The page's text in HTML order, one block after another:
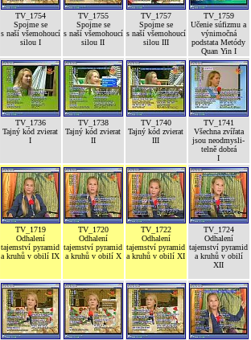
TV_1754
Spojme se
s naší všemohoucí
silou I
TV_1755
Spojme se
s naší všemohoucí
silou II
TV_1757
Spojme se
s naší všemohoucí
silou III
TV_1759
Učenie súfizmu a
výnimočná
podstata Metódy
Quan Yin I
TV_1736
Tajný kód zvierat
I
TV_1738
Tajný kód zvierat
II
TV_1740
Tajný kód zvierat
III
TV_1741
Všechna zvířata
jsou neodmysli-
telně dobrá
I
TV_1719
Odhalení
tajemství pyramid
a kruhů v obilí IX
TV_1720
Odhalení
tajemství pyramid
a kruhů v obilí X
TV_1722
Odhalení
tajemství pyramid
a kruhů v obilí XI
TV_1724
Odhalení
tajemství pyramid
a kruhů v obilí
XII